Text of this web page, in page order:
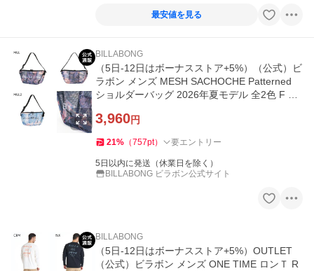
最安値を見る
BILLABONG
（5日-12日はボーナスストア+5%）（公式）ビ
ラボン メンズ MESH SACHOCHE Patterned
ショルダーバッグ 2026年夏モデル 全2色 F BIL
3,960円
21% （757pt） 要エントリー
5日以内に発送（休業日を除く）
BILLABONG ビラボン公式サイト
BILLABONG
（5日-12日はボーナスストア+5%）OUTLET
（公式）ビラボン メンズ ONE TIME ロンＴ R